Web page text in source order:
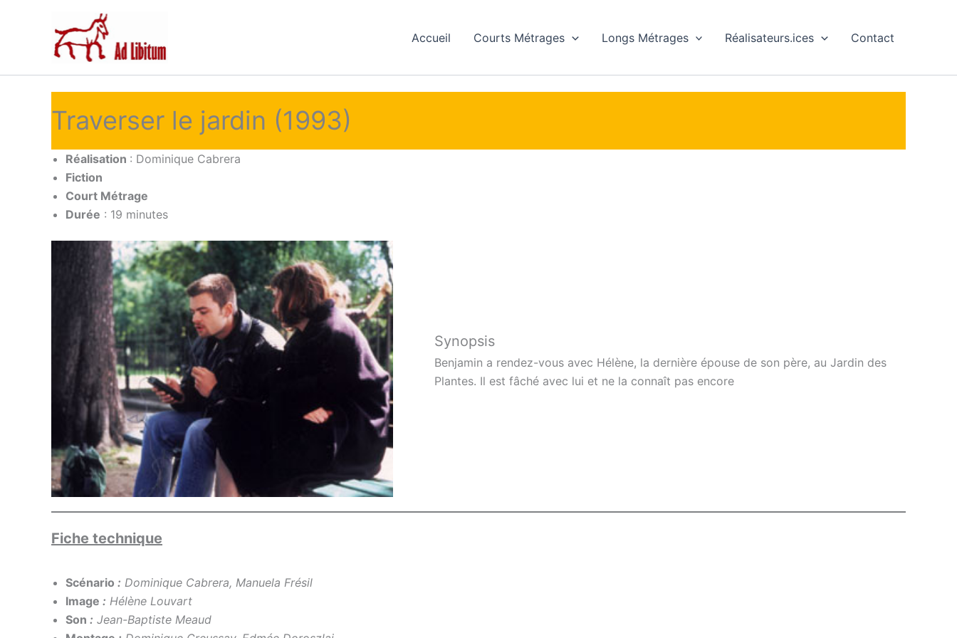
Accueil Courts Métrages Longs Métrages Réalisateurs.ices Contact
Traverser le jardin (1993)
Réalisation : Dominique Cabrera
Fiction
Court Métrage
Durée : 19 minutes
Synopsis
Benjamin a rendez-vous avec Hélène, la dernière épouse de son père, au Jardin des
Plantes. Il est fâché avec lui et ne la connaît pas encore
Fiche technique
Scénario : Dominique Cabrera, Manuela Frésil
Image : Hélène Louvart
Son : Jean-Baptiste Meaud